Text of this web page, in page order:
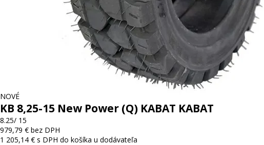
NOVÉ
KB 8,25-15 New Power (Q) KABAT KABAT
8.25/ 15
979,79 € bez DPH
1 205,14 € s DPH do košíka u dodávateľa